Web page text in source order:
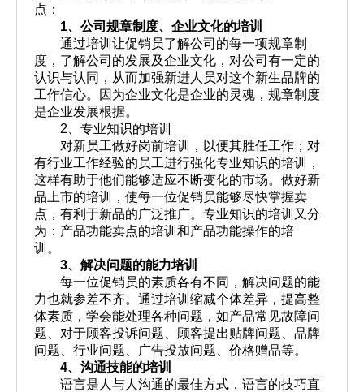
点：
1、公司规章制度、企业文化的培训
通过培训让促销员了解公司的每一项规章制
度，了解公司的发展及企业文化，对公司有一定的
认识与认同，从而加强新进人员对这个新生品牌的
工作信心。因为企业文化是企业的灵魂，规章制度
是企业发展根据。
2 、专业知识的培训
对新员工做好岗前培训，以便其胜任工作；对
有行业工作经验的员工进行强化专业知识的培训，
这样有助于他们能够适应不断变化的市场。做好新
品上市的培训，使每一位促销员能够尽快掌握卖
点，有利于新品的广泛推广。专业知识的培训又分
为：产品功能卖点的培训和产品功能操作的培
训。
3、解决问题的能力培训
每一位促销员的素质各有不同，解决问题的能
力也就参差不齐。通过培训缩减个体差异，提高整
体素质，学会能处理各种问题，如产品常见故障问
题、对于顾客投诉问题、顾客提出贴牌问题、品牌
问题、行业问题、广告投放问题、价格赠品等。
4、沟通技能的培训
语言是人与人沟通的最佳方式，语言的技巧直